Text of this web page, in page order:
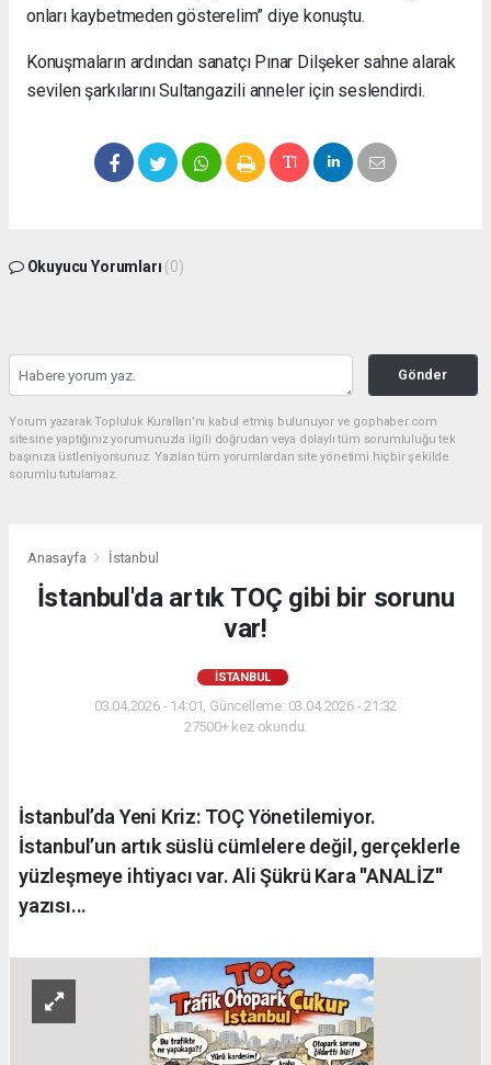
onları kaybetmeden gösterelim” diye konuştu.
Konuşmaların ardından sanatçı Pınar Dilşeker sahne alarak
sevilen şarkılarını Sultangazili anneler için seslendirdi.
Okuyucu Yorumları (0)
Gönder
Yorum yazarak Topluluk Kuralları’nı kabul etmiş bulunuyor ve gophaber.com
sitesine yaptığınız yorumunuzla ilgili doğrudan veya dolaylı tüm sorumluluğu tek
başınıza üstleniyorsunuz. Yazılan tüm yorumlardan site yönetimi hiçbir şekilde
sorumlu tutulamaz.
Anasayfa İstanbul
İstanbul'da artık TOÇ gibi bir sorunu
var!
İSTANBUL
03.04.2026 - 14:01, Güncelleme: 03.04.2026 - 21:32
27500+ kez okundu.
İstanbul’da Yeni Kriz: TOÇ Yönetilemiyor.
İstanbul’un artık süslü cümlelere değil, gerçeklerle
yüzleşmeye ihtiyacı var. Ali Şükrü Kara ''ANALİZ''
yazısı...